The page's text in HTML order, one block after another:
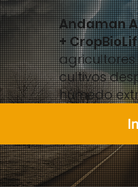
Andaman
+
cultivos
húmedo